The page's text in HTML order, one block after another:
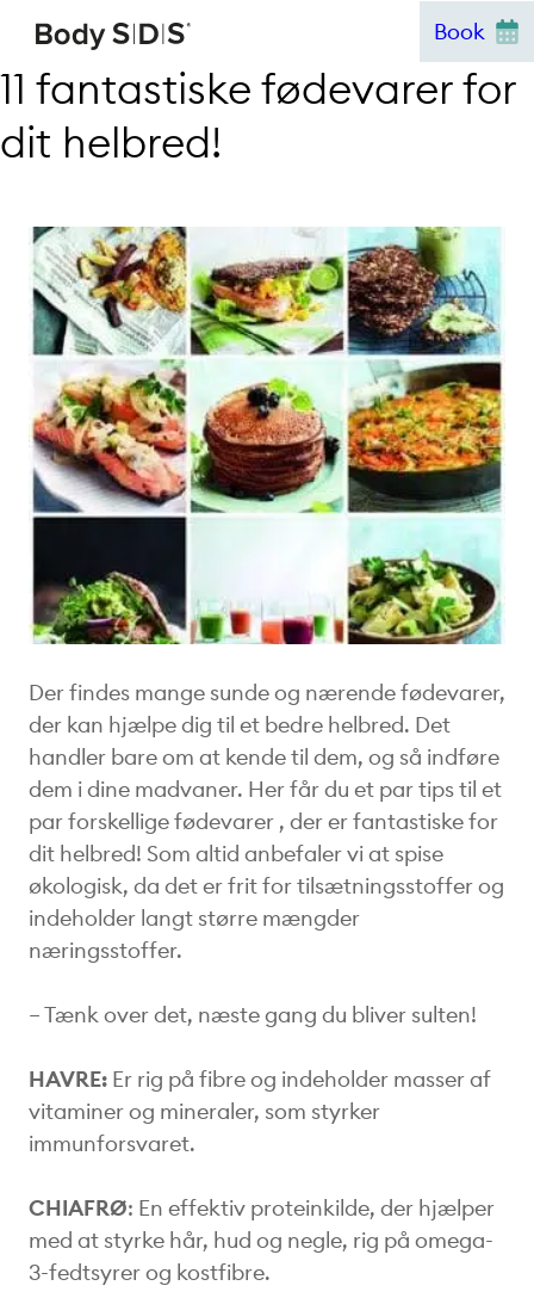
indhold
Book
11 fantastiske fødevarer for
dit helbred!
Der findes mange sunde og nærende fødevarer,
der kan hjælpe dig til et bedre helbred. Det
handler bare om at kende til dem, og så indføre
dem i dine madvaner. Her får du et par tips til et
par forskellige fødevarer , der er fantastiske for
dit helbred! Som altid anbefaler vi at spise
økologisk, da det er frit for tilsætningsstoffer og
indeholder langt større mængder
næringsstoffer.
– Tænk over det, næste gang du bliver sulten!
HAVRE: Er rig på fibre og indeholder masser af
vitaminer og mineraler, som styrker
immunforsvaret.
CHIAFRØ: En effektiv proteinkilde, der hjælper
med at styrke hår, hud og negle, rig på omega-
3-fedtsyrer og kostfibre.